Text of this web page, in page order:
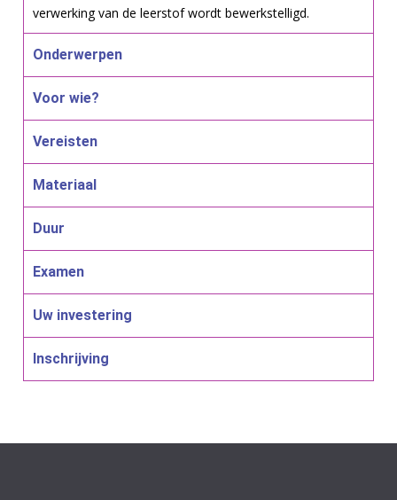
verwerking van de leerstof wordt bewerkstelligd.
Onderwerpen
Voor wie?
Vereisten
Materiaal
Duur
Examen
Uw investering
Inschrijving